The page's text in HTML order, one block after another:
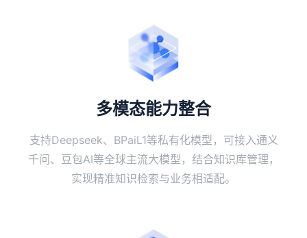
多模态能力整合
支持Deepseek、BPaiL1等私有化模型，可接入通义
千问、豆包AI等全球主流大模型，结合知识库管理，
实现精准知识检索与业务相适配。